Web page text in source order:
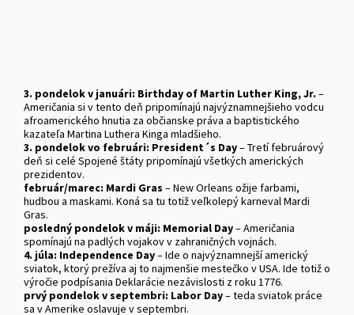
3. pondelok v januári: Birthday of Martin Luther King, Jr. –
Američania si v tento deň pripomínajú najvýznamnejšieho vodcu
afroamerického hnutia za občianske práva a baptistického
kazateľa Martina Luthera Kinga mladšieho.
3. pondelok vo februári: President´s Day– Tretí februárový
deň si celé Spojené štáty pripomínajú všetkých amerických
prezidentov.
február/marec: Mardi Gras – New Orleans ožije farbami,
hudbou a maskami. Koná sa tu totiž veľkolepý karneval Mardi
Gras.
posledný pondelok v máji: Memorial Day– Američania
spomínajú na padlých vojakov v zahraničných vojnách.
4. júla: Independence Day– Ide o najvýznamnejší americký
sviatok, ktorý prežíva aj to najmenšie mestečko v USA. Ide totiž o
výročie podpísania Deklarácie nezávislosti z roku 1776.
prvý pondelok v septembri: Labor Day– teda sviatok práce
sa v Amerike oslavuje v septembri.